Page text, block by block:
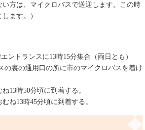
い方は、マイクロバスで送迎します。この時
ます。）
ントランスに13時15分集合（両日とも）
の裏の通用口の所に市のマイクロバスを着け
13時50分頃に到着する。
ね13時45分頃に到着する。